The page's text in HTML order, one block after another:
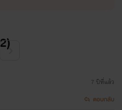
2)
7 ปีที่แล้ว
ตอบกลับ